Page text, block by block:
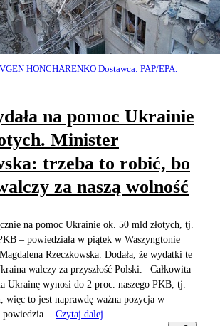
fot. EPA/YEVGEN HONCHARENKO Dostawca: PAP/EPA.
na pomoc Ukrainie
Minister
trzeba to robić, bo
za naszą wolność
na pomoc Ukrainie ok. 50 mld złotych, tj.
– powiedziała w piątek w Waszyngtonie
Rzeczkowska. Dodała, że wydatki te
walczy za przyszłość Polski.– Całkowita
Ukrainę wynosi do 2 proc. naszego PKB, tj.
więc to jest naprawdę ważna pozycja w
Czytaj dalej